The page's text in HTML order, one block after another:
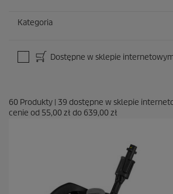
Kategoria
Dostępne w sklepie
60 Produkty | 39 dostępne w sklepie
cenie od 55,00 zł do 639,00 zł